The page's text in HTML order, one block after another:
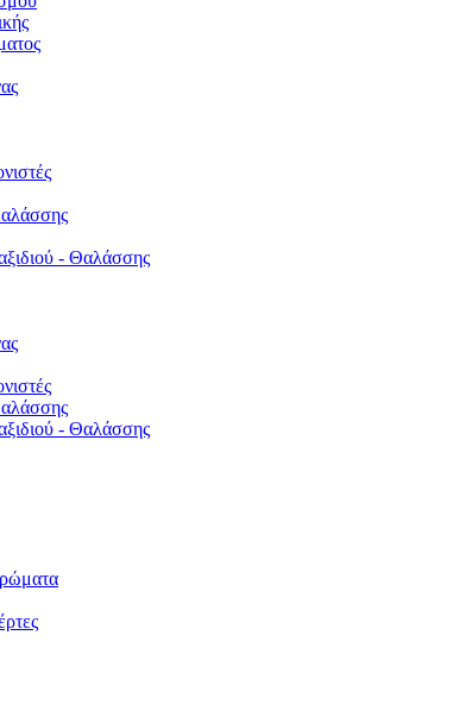
- Θαλάσσης
- Θαλάσσης